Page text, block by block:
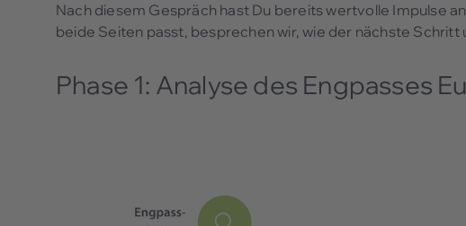
Nach diesem Gespräch hast Du bereits wertvolle Impulse
beide Seiten passt, besprechen wir, wie der nächste
Phase 1: Analyse des Engpasses